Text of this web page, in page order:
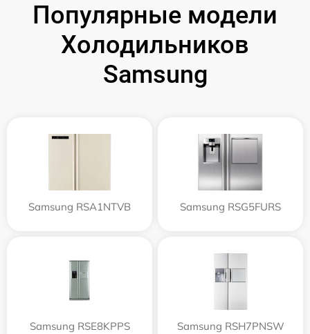
Популярные модели
Холодильников
Samsung
Samsung RSA1NTVB Samsung RSG5FURS
Samsung RSE8KPPS Samsung RSH7PNSW